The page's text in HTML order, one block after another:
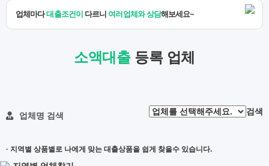
업체마다대출조건이 다르니 여러업체와 상담해보세요~
소액대출등록 업체
업체명 검색 검색
· 지역별 상품별로 나에게 맞는 대출상품을 쉽게 찾을수 있습니다.